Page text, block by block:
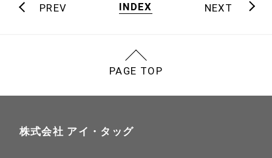
PREV INDEX NEXT
PAGE TOP
株式会社 アイ・タッグ